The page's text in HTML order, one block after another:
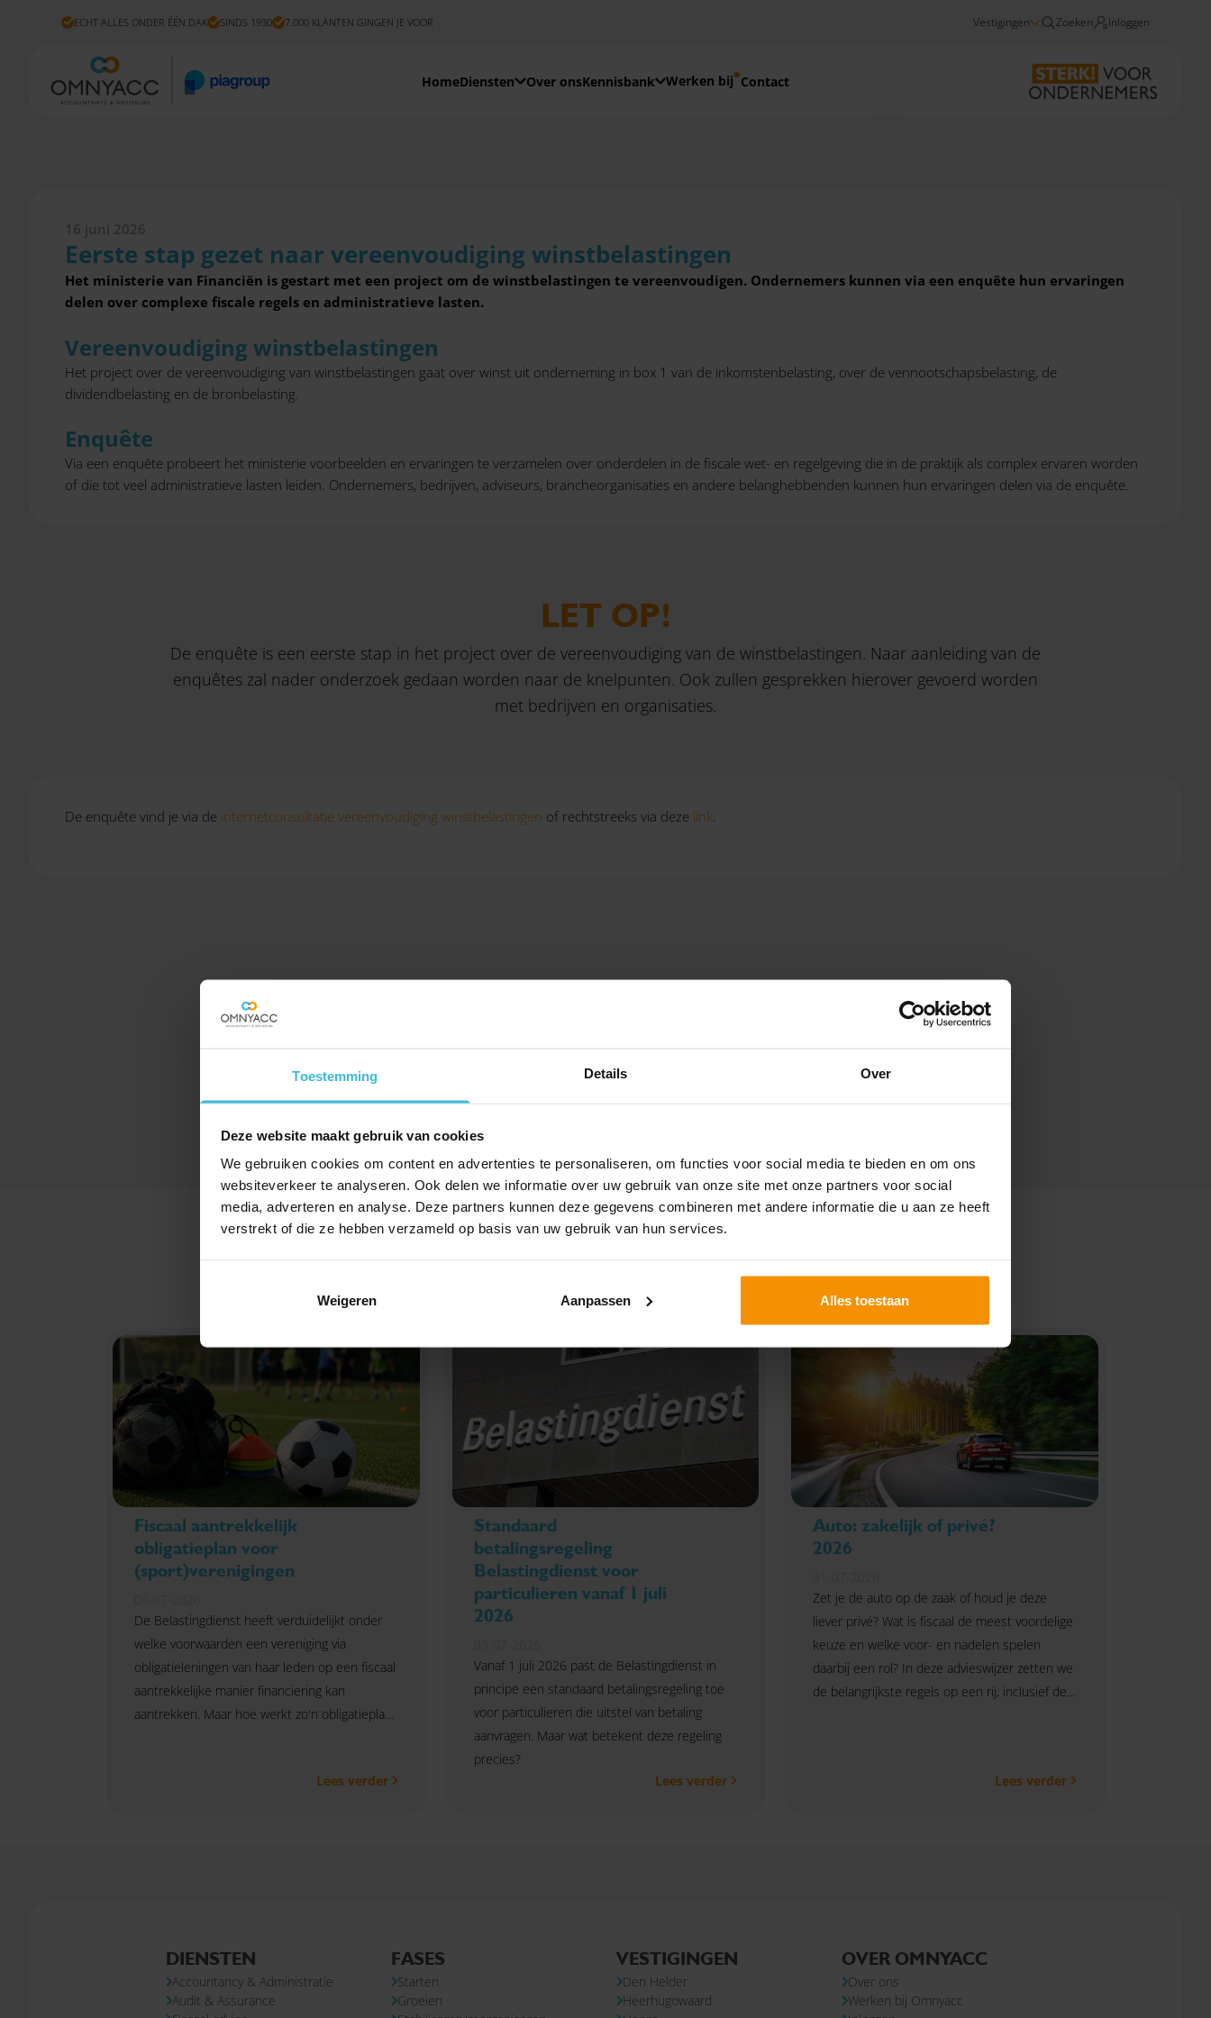
Toestemming Details Over
Deze website maakt gebruik van cookies
We gebruiken cookies om content en advertenties te personaliseren, om functies voor social media te bieden en om ons
websiteverkeer te analyseren. Ook delen we informatie over uw gebruik van onze site met onze partners voor social
media, adverteren en analyse. Deze partners kunnen deze gegevens combineren met andere informatie die u aan ze heeft
verstrekt of die ze hebben verzameld op basis van uw gebruik van hun services.
Weigeren Aanpassen Alles toestaan
ECHT ALLES ONDER ÉÉN DAK SINDS 1930 7.000 KLANTEN GINGEN JE VOOR Vestigingen Zoeken Inloggen
HomeDiensten Over onsKennisbank Werken bij Contact
Eerste stap gezet naar vereenvoudiging winstbelastingen
16 juni 2026
Eerste stap gezet naar vereenvoudiging winstbelastingen
Het ministerie van Financiën is gestart met een project om de winstbelastingen te vereenvoudigen. Ondernemers kunnen via een enquête hun ervaringen
delen over complexe fiscale regels en administratieve lasten.
Vereenvoudiging winstbelastingen
Het project over de vereenvoudiging van winstbelastingen gaat over winst uit onderneming in box 1 van de inkomstenbelasting, over de vennootschapsbelasting, de
dividendbelasting en de bronbelasting.
Enquête
Via een enquête probeert het ministerie voorbeelden en ervaringen te verzamelen over onderdelen in de fiscale wet- en regelgeving die in de praktijk als complex ervaren worden
of die tot veel administratieve lasten leiden. Ondernemers, bedrijven, adviseurs, brancheorganisaties en andere belanghebbenden kunnen hun ervaringen delen via de enquête.
LET OP!
De enquête is een eerste stap in het project over de vereenvoudiging van de winstbelastingen. Naar aanleiding van de
enquêtes zal nader onderzoek gedaan worden naar de knelpunten. Ook zullen gesprekken hierover gevoerd worden
met bedrijven en organisaties.
De enquête vind je via de internetconsultatie vereenvoudiging winstbelastingen of rechtstreeks via deze link.
SPECIAAL VOOR JOU
Fiscaal aantrekkelijk
obligatieplan voor
(sport)verenigingen
De Belastingdienst heeft verduidelijkt onder
welke voorwaarden een vereniging via
obligatieleningen van haar leden op een fiscaal
aantrekkelijke manier financiering kan
aantrekken. Maar hoe werkt zo'n obligatieplan
Lees verder
Standaard
betalingsregeling
Belastingdienst voor
particulieren vanaf 1 juli
2026
Vanaf 1 juli 2026 past de Belastingdienst in
principe een standaard betalingsregeling toe
voor particulieren die uitstel van betaling
aanvragen. Maar wat betekent deze regeling
precies?
Lees verder
Auto: zakelijk of privé?
2026
Zet je de auto op de zaak of houd je deze
liever privé? Wat is fiscaal de meest voordelige
keuze en welke voor- en nadelen spelen
daarbij een rol? In deze advieswijzer zetten we
de belangrijkste regels op een rij, inclusief de
Lees verder
DIENSTEN
Accountancy & Administratie
Audit & Assurance
FASES
Starten
Groeien
VESTIGINGEN
Den Helder
Heerhugowaard
OVER OMNYACC
Over ons
Werken bij Omnyacc